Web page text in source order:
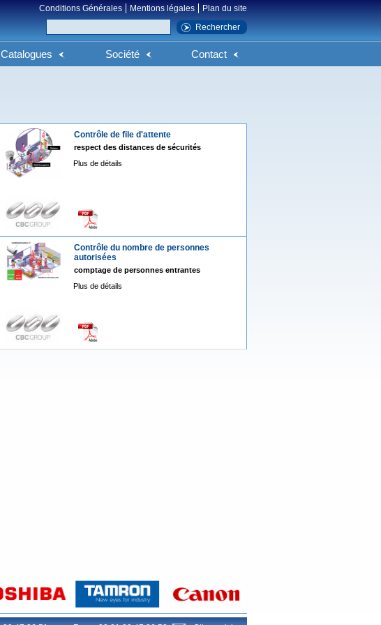
Conditions Générales Mentions légales Plan du site
Catalogues Société Contact
Contrôle de file d'attente
respect des distances de sécurités
Plus de détails
Contrôle du nombre de personnes
autorisées
comptage de personnes entrantes
Plus de détails